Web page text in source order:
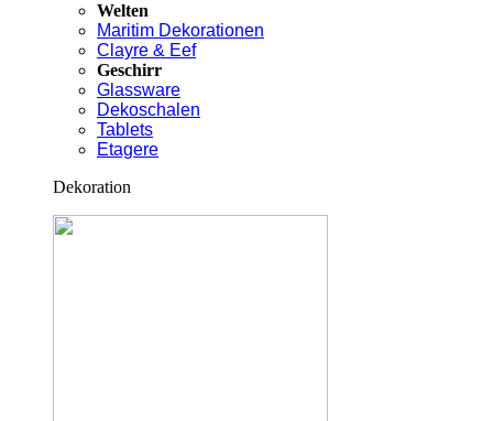
Welten
Maritim Dekorationen
Clayre & Eef
Geschirr
Glassware
Dekoschalen
Tablets
Etagere
Dekoration